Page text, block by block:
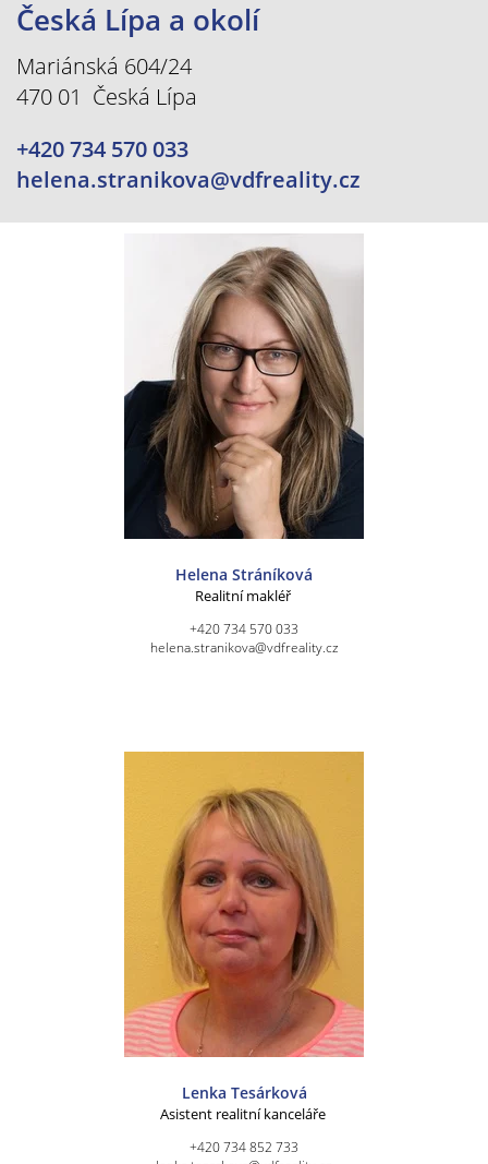
Česká Lípa a okolí
Mariánská 604/24
470 01 Česká Lípa
+420 734 570 033
helena.stranikova@vdfreality.cz
Helena Stráníková
Realitní makléř
+420 734 570 033
helena.stranikova@vdfreality.cz
Lenka Tesárková
Asistent realitní kanceláře
+420 734 852 733